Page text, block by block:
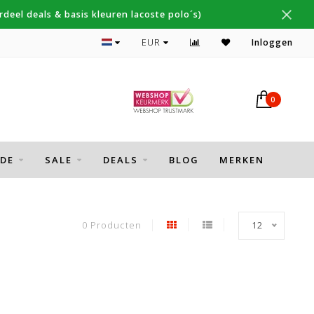
deals & basis kleuren lacoste polo´s)
Topmerken Thomas Maine, Cavallaro, Desoto
EUR Inloggen
0
SALE DEALS BLOG MERKEN
0 Producten 12